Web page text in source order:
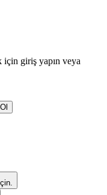
için giriş yapın veya